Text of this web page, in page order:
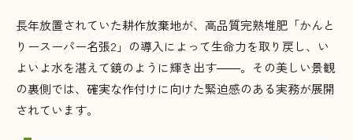
長年放置されていた耕作放棄地が、高品質完熟堆肥「かんと
りースーパー名張2」の導入によって生命力を取り戻し、い
よいよ水を湛えて鏡のように輝き出す――。その美しい景観
の裏側では、確実な作付けに向けた緊迫感のある実務が展開
されています。